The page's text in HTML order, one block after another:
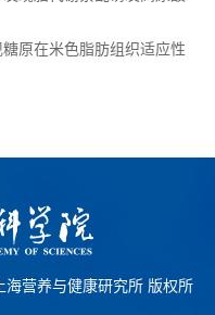
原在米色脂肪组织适应性
海营养与健康研究所 版权所